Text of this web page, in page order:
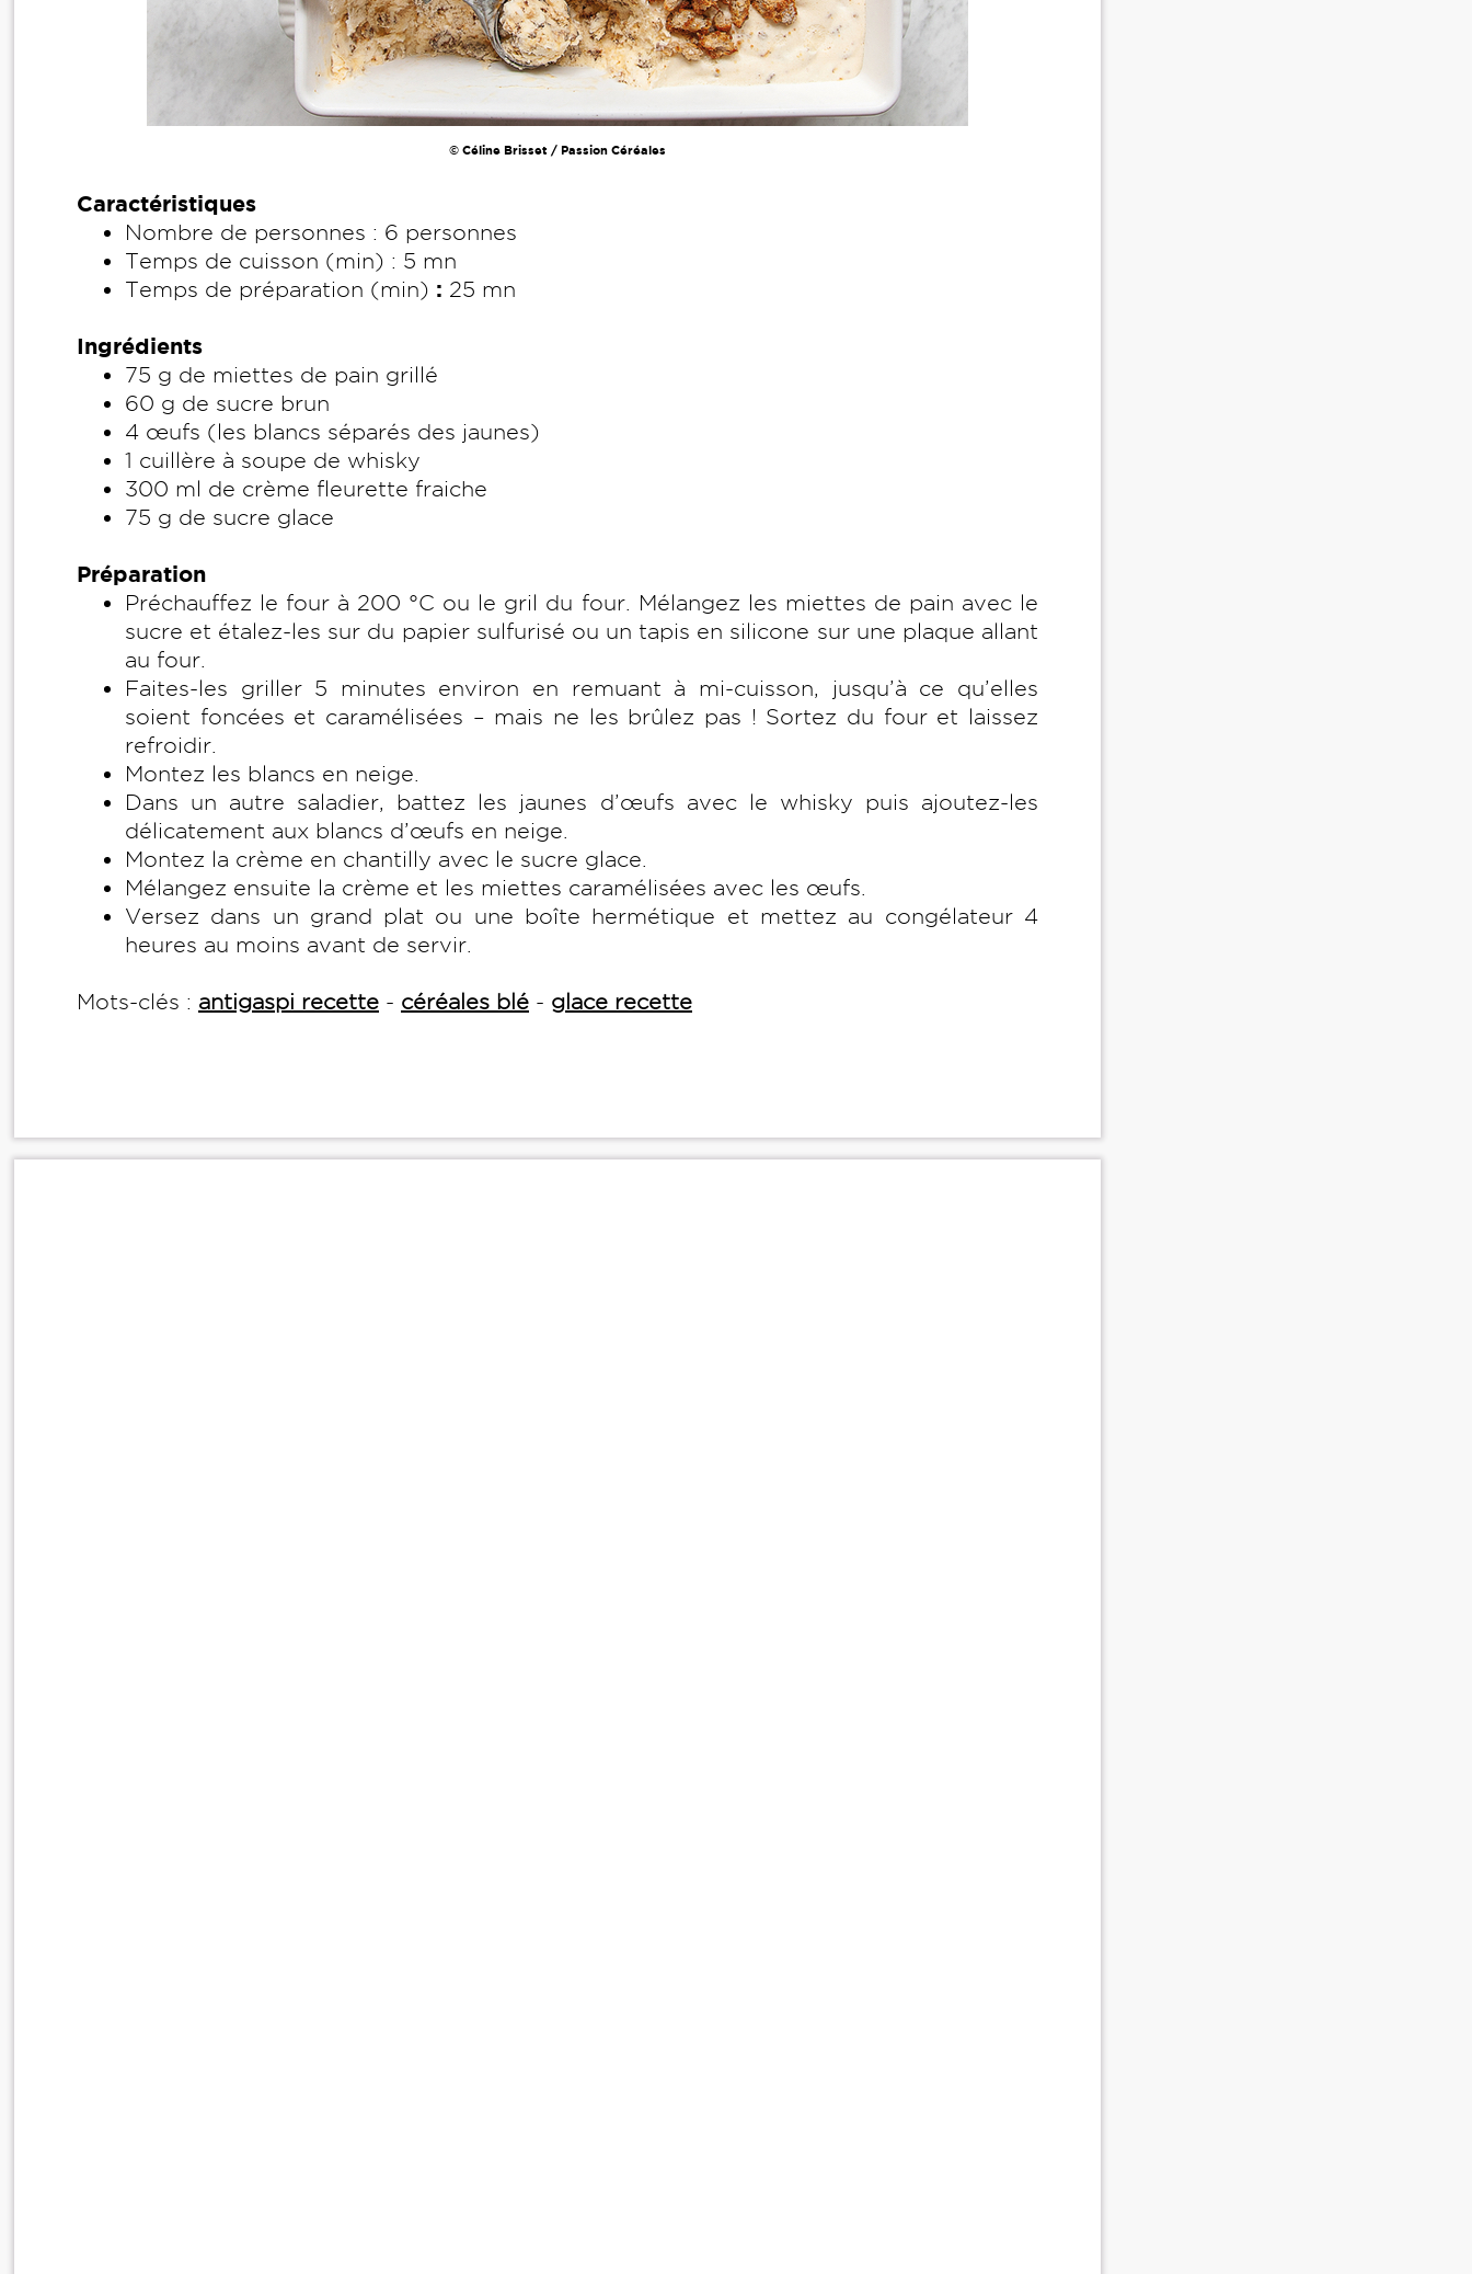
© Céline Brisset / Passion Céréales
Caractéristiques
Nombre de personnes : 6 personnes
Temps de cuisson (min) : 5 mn
Temps de préparation (min) : 25 mn
Ingrédients
75 g de miettes de pain grillé
60 g de sucre brun
4 œufs (les blancs séparés des jaunes)
1 cuillère à soupe de whisky
300 ml de crème fleurette fraiche
75 g de sucre glace
Préparation
Préchauffez le four à 200 °C ou le gril du four. Mélangez les miettes de pain avec le
sucre et étalez-les sur du papier sulfurisé ou un tapis en silicone sur une plaque allant
au four.
Faites-les griller 5 minutes environ en remuant à mi-cuisson, jusqu’à ce qu’elles
soient foncées et caramélisées – mais ne les brûlez pas ! Sortez du four et laissez
refroidir.
Montez les blancs en neige.
Dans un autre saladier, battez les jaunes d’œufs avec le whisky puis ajoutez-les
délicatement aux blancs d’œufs en neige.
Montez la crème en chantilly avec le sucre glace.
Mélangez ensuite la crème et les miettes caramélisées avec les œufs.
Versez dans un grand plat ou une boîte hermétique et mettez au congélateur 4
heures au moins avant de servir.
Mots-clés : antigaspi recette - céréales blé - glace recette